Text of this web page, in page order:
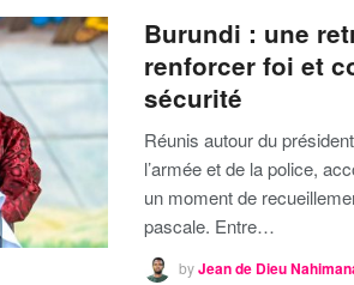
Burundi : une
renforcer foi et
sécurité
Réunis autour du
l’armée et de la police,
un moment de
pascale. Entre…
byJean de Dieu